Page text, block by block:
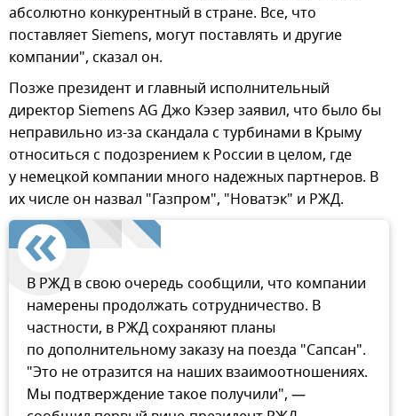
абсолютно конкурентный в стране. Все, что
поставляет Siemens, могут поставлять и другие
компании", сказал он.
Позже президент и главный исполнительный
директор Siemens AG Джо Кэзер заявил, что было бы
неправильно из-за скандала с турбинами в Крыму
относиться с подозрением к России в целом, где
у немецкой компании много надежных партнеров. В
их числе он назвал "Газпром", "Новатэк" и РЖД.
В РЖД в свою очередь сообщили, что компании
намерены продолжать сотрудничество. В
частности, в РЖД сохраняют планы
по дополнительному заказу на поезда "Сапсан".
"Это не отразится на наших взаимоотношениях.
Мы подтверждение такое получили", —